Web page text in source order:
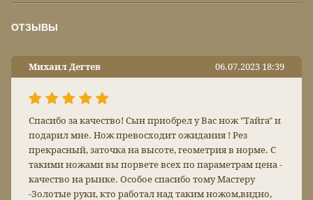
ОТЗЫВЫ
Михаил Дегтев 06.07.2023 18:39
Спасибо за качество! Сын приобрел у Вас нож "Тайга" и
подарил мне. Нож превосходит ожидания ! Рез
прекрасный, заточка на высоте, геометрия в норме. С
такими ножами вы порвете всех по параметрам цена -
качество на рынке. Особое спасибо тому Мастеру
-Золотые руки, кто работал над таким ножом,видно,